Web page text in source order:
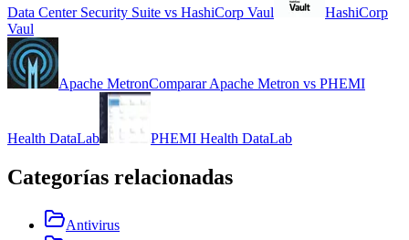
Data Center Security Suite vs HashiCorp Vaul
HashiCorp
Vaul
Apache MetronCompararApache Metron vs PHEMI
Health DataLab PHEMI Health DataLab
Categorías relacionadas
Antivirus